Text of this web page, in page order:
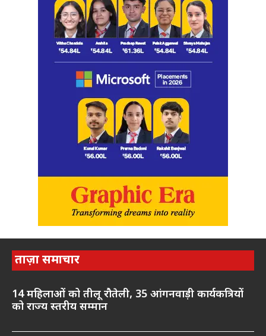
ताज़ा समाचार
14 महिलाओं को तीलू रौतेली, 35 आंगनवाड़ी कार्यकत्रियों
को राज्य स्तरीय सम्मान